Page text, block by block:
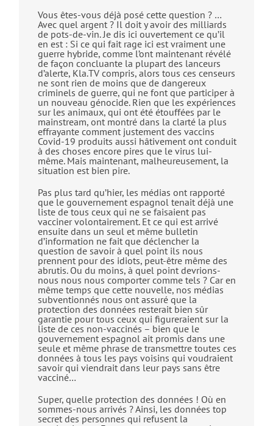
Vous êtes-vous déjà posé cette question ? …
Avec quel argent ? Il doit y avoir des milliards
de pots-de-vin. Je dis ici ouvertement ce qu’il
en est : Si ce qui fait rage ici est vraiment une
guerre hybride, comme l’ont maintenant révélé
de façon concluante la plupart des lanceurs
d’alerte, Kla.TV compris, alors tous ces censeurs
ne sont rien de moins que de dangereux
criminels de guerre, qui ne font que participer à
un nouveau génocide. Rien que les expériences
sur les animaux, qui ont été étouffées par le
mainstream, ont montré dans la clarté la plus
effrayante comment justement des vaccins
Covid-19 produits aussi hâtivement ont conduit
à des choses encore pires que le virus lui-
même. Mais maintenant, malheureusement, la
situation est bien pire.
Pas plus tard qu’hier, les médias ont rapporté
que le gouvernement espagnol tenait déjà une
liste de tous ceux qui ne se faisaient pas
vacciner volontairement. Et ce qui est arrivé
ensuite dans un seul et même bulletin
d’information ne fait que déclencher la
question de savoir à quel point ils nous
prennent pour des idiots, peut-être même des
abrutis. Ou du moins, à quel point devrions-
nous nous nous comporter comme tels ? Car en
même temps que cette nouvelle, nos médias
subventionnés nous ont assuré que la
protection des données resterait bien sûr
garantie pour tous ceux qui figureraient sur la
liste de ces non-vaccinés – bien que le
gouvernement espagnol ait promis dans une
seule et même phrase de transmettre toutes ces
données à tous les pays voisins qui voudraient
savoir qui viendrait dans leur pays sans être
vacciné…
Super, quelle protection des données ! Où en
sommes-nous arrivés ? Ainsi, les données top
secret des personnes qui refusent la